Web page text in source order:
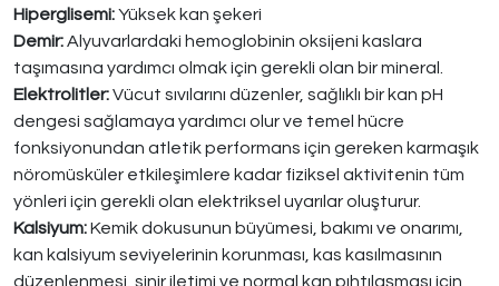
Hiperglisemi:Yüksek kan şekeri
Demir:Alyuvarlardaki hemoglobinin oksijeni kaslara
taşımasına yardımcı olmak için gerekli olan bir mineral.
Elektrolitler:Vücut sıvılarını düzenler, sağlıklı bir kan pH
dengesi sağlamaya yardımcı olur ve temel hücre
fonksiyonundan atletik performans için gereken karmaşık
nöromüsküler etkileşimlere kadar fiziksel aktivitenin tüm
yönleri için gerekli olan elektriksel uyarılar oluşturur.
Kalsiyum:Kemik dokusunun büyümesi, bakımı ve onarımı,
kan kalsiyum seviyelerinin korunması, kas kasılmasının
düzenlenmesi, sinir iletimi ve normal kan pıhtılaşması için